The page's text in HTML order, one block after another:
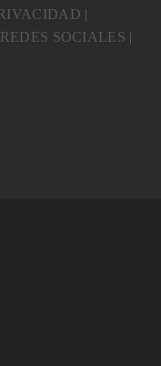
|
SOCIALES |